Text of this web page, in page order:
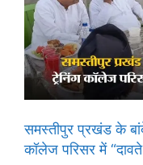
समस्तीपुर प्रखंड के बांदे
कॉलेज परिसर में